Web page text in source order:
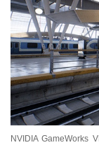
NVIDIA GameWorks